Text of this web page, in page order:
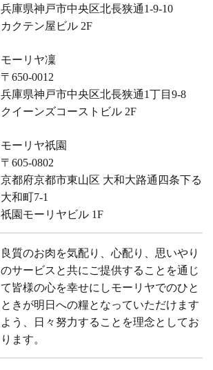
兵庫県神戸市中央区北長狭通1-9-10
カクテン屋ビル 2F
モーリヤ凜
〒650-0012
兵庫県神戸市中央区北長狭通1丁目9-8
クイーンズコーストビル 2F
モーリヤ祇園
〒605-0802
京都府京都市東山区 大和大路通四条下る
大和町7-1
祇園モーリヤビル 1F
良質のお肉を気配り、心配り、思いやり
のサービスと共にご提供することを通じ
て皆様の心を幸せにしモーリヤでのひと
ときが明日への糧となっていただけます
よう、日々努力することを理念としてお
ります。